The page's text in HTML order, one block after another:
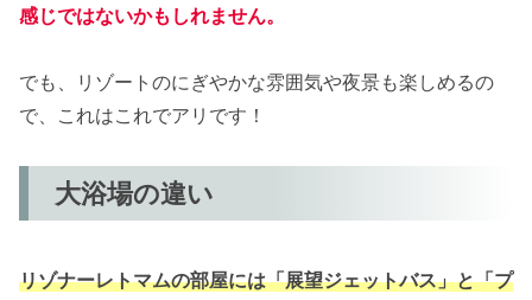
感じではないかもしれません。
でも、リゾートのにぎやかな雰囲気や夜景も楽しめるの
で、これはこれでアリです！
大浴場の違い
リゾナーレトマムの部屋には「展望ジェットバス」と「プ